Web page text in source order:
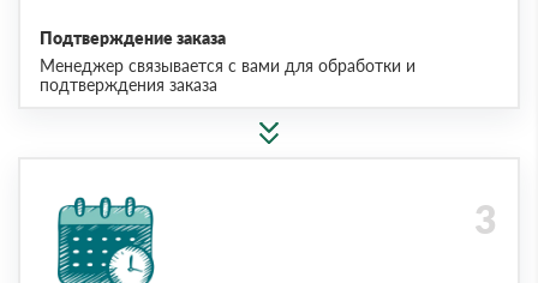
Подтверждение заказа
Менеджер связывается с вами для обработки и
подтверждения заказа